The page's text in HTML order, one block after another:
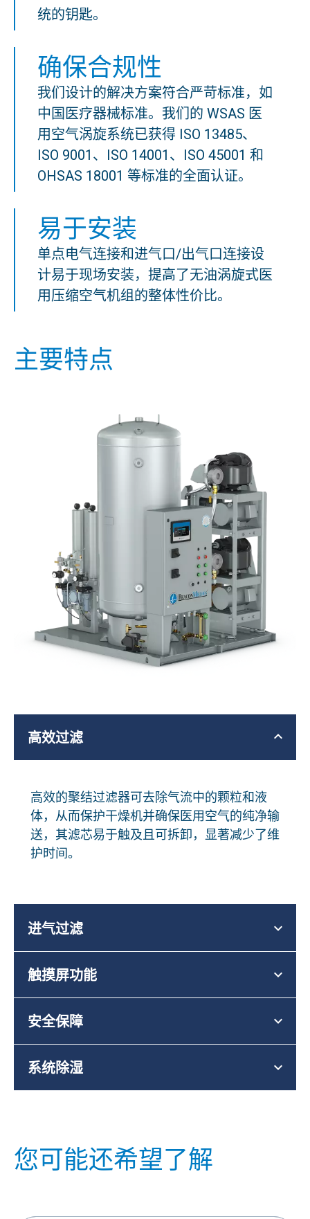
统的钥匙。
确保合规性
我们设计的解决方案符合严苛标准，如
中国医疗器械标准。我们的 WSAS 医
用空气涡旋系统已获得 ISO 13485、
ISO 9001、ISO 14001、ISO 45001 和
OHSAS 18001 等标准的全面认证。
易于安装
单点电气连接和进气口/出气口连接设
计易于现场安装，提高了无油涡旋式医
用压缩空气机组的整体性价比。
主要特点
高效过滤
高效的聚结过滤器可去除气流中的颗粒和液
体，从而保护干燥机并确保医用空气的纯净输
送，其滤芯易于触及且可拆卸，显著减少了维
护时间。
进气过滤
触摸屏功能
安全保障
系统除湿
您可能还希望了解